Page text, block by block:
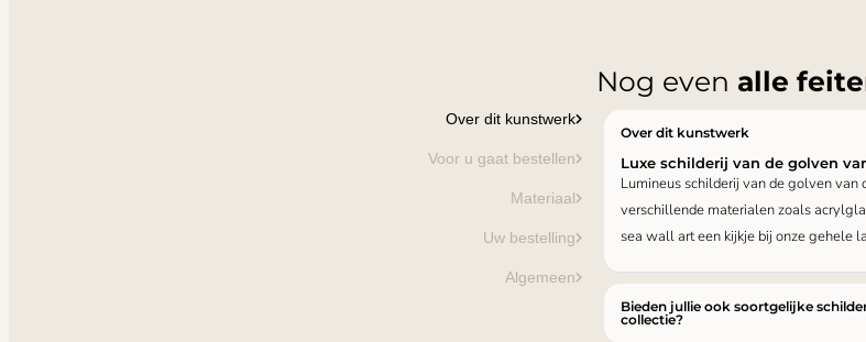
Nog even alle
Over dit kunstwerk
Voor u gaat bestellen
Materiaal
Uw bestelling
Algemeen
Over dit kunstwerk
Luxe schilderij van de golven
Lumineus schilderij van de golven van
verschillende materialen zoals
sea wall art een kijkje bij onze gehele
Bieden jullie ook soortgelijke
collectie?